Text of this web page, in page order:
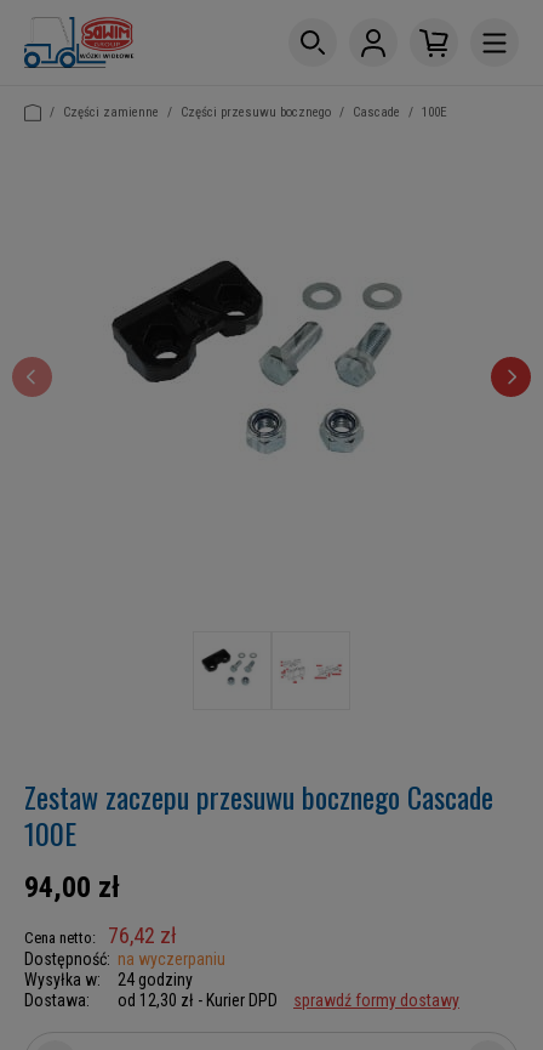
/ Części zamienne / Części przesuwu bocznego / Cascade / 100E
Zestaw zaczepu przesuwu bocznego Cascade
100E
94,00 zł
Cena netto: 76,42 zł
Dostępność: na wyczerpaniu
Wysyłka w:
24 godziny
Dostawa:
od 12,30 zł - Kurier DPD sprawdź formy dostawy